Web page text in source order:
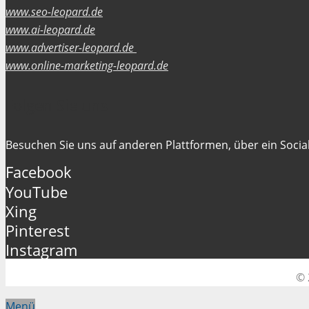
www.seo-leopard.de
www.ai-leopard.de
www.advertiser-leopard.de
www.online-marketing-leopard.de
Besuchen Sie uns auf anderen Plattformen, über ein
Facebook
YouTube
Xing
Pinterest
Instagram
©